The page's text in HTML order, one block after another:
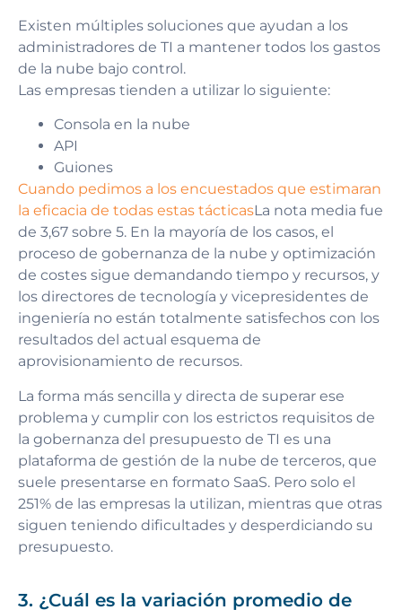
Existen múltiples soluciones que ayudan a los
administradores de TI a mantener todos los gastos
de la nube bajo control.
Las empresas tienden a utilizar lo siguiente:
Consola en la nube
API
Guiones
Cuando pedimos a los encuestados que estimaran
la eficacia de todas estas tácticasLa nota media fue
de 3,67 sobre 5. En la mayoría de los casos, el
proceso de gobernanza de la nube y optimización
de costes sigue demandando tiempo y recursos, y
los directores de tecnología y vicepresidentes de
ingeniería no están totalmente satisfechos con los
resultados del actual esquema de
aprovisionamiento de recursos.
La forma más sencilla y directa de superar ese
problema y cumplir con los estrictos requisitos de
la gobernanza del presupuesto de TI es una
plataforma de gestión de la nube de terceros, que
suele presentarse en formato SaaS. Pero solo el
251% de las empresas la utilizan, mientras que otras
siguen teniendo dificultades y desperdiciando su
presupuesto.
3. ¿Cuál es la variación promedio de